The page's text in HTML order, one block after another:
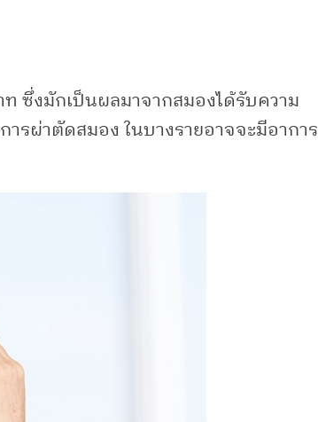
ซึ่งมักเป็นผลมาจากสมองได้รับความ
รผ่าตัดสมอง ในบางรายอาจจะมีอาการ